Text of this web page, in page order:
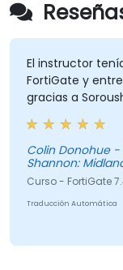
El instructor
FortiGate y
gracias a
Colin Donohue - Technological University of the
Shannon:
Curso - FortiGate
Traducción Automática